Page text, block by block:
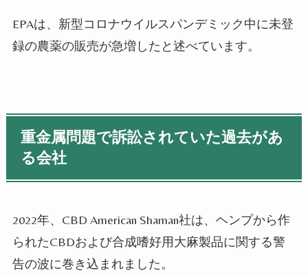
EPAは、新型コロナウイルスパンデミック中に未登
録の農薬の販売が急増したと述べています。
重金属問題で訴訟されていた過去があ
る会社
2022年、 CBD American Shaman社は、ヘンプから作
られたCBDおよび合成嗜好用大麻製品に関する警
告の波に巻き込まれました。